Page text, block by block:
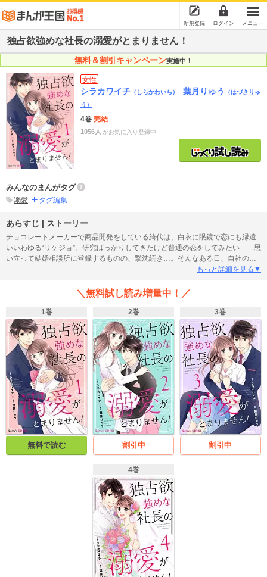
新規登録 ログイン メニュー
独占欲強めな社長の溺愛がとまりません！
無料＆割引キャンペーン実施中！
女性
シラカワイチ （しらかわいち） 葉月りゅう
（はづきりゅ
う）
4巻 完結
1056人 がお気に入り登録中
みんなのまんがタグ
溺愛 タグ編集
あらすじ | ストーリー
チョコレートメーカーで商品開発をしている綺代は、白衣に眼鏡で恋にも縁遠
いいわゆる“リケジョ”。研究ばっかりしてきたけど普通の恋をしてみたい――思
い立って結婚相談所に登録するものの、撃沈続き…。そんなある日、自社の若
きイケメン社長・泉堂から「付き合ってほしい、君が必要だ」と驚きの告白を
験の綺代はたじたじ…！ そしてドキドキのデート当日、「お前の理性を壊して
ック誌comic Berry's Vol.64～68に収録されています。重複購入にご注意くださ
い)
もっと詳細を見る▼
＼無料試し読み増量中！／
1巻
無料で読む
2巻
割引中
3巻
割引中
4巻